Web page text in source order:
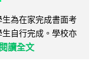
為在家完成書面考
自行完成。學校亦
閱讀全文